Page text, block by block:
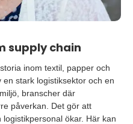
supply chain
inom textil, papper och
stark logistiksektor och en
branscher där
påverkan. Det gör att
ökar. Här kan